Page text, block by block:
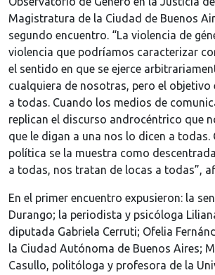
Magistratura de la Ciudad de Buenos
segundo encuentro. “La violencia de
violencia que podríamos caracterizar
el sentido en que se ejerce
cualquiera de nosotras, pero el objetivo
a todas. Cuando los medios de
replican el discurso androcéntrico que
que le digan a una nos lo dicen a todas.
política se la muestra como
a todas, nos tratan de locas a todas”,
En el primer encuentro expusieron: la
Durango; la periodista y psicóloga
diputada Gabriela Cerruti; Ofelia
la Ciudad Autónoma de Buenos Aires;
Casullo, politóloga y profesora de la